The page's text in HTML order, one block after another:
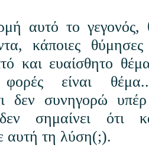
αυτό το γεγονός,
κάποιες
και ευαίσθητο
είναι
δεν συνηγορώ
σημαίνει ότι
αυτή τη λύση(;).